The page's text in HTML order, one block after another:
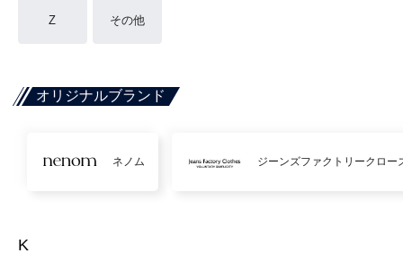
Z その他
オリジナルブランド
ネノム ジーンズファクトリークロー
K